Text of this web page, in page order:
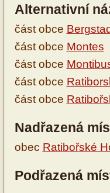
Alternativní
část obce
část obce Montes
část obce
část obce
část obce
Nadřazená
obec Ratibořské
Podřazená